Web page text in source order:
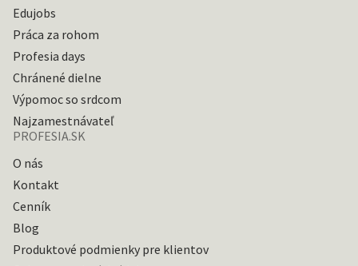
Edujobs
Práca za rohom
Profesia days
Chránené dielne
Výpomoc so srdcom
Najzamestnávateľ
PROFESIA.SK
O nás
Kontakt
Cenník
Blog
Produktové podmienky pre klientov